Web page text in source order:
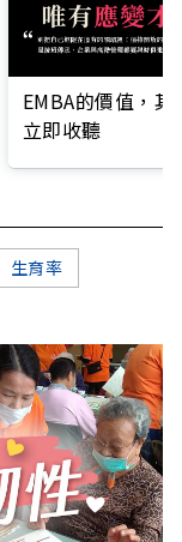
EMBA的價值，
立即收聽
生育率